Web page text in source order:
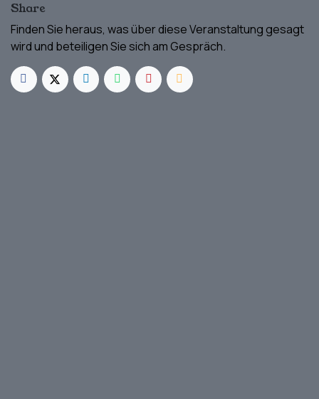
Share
Finden Sie heraus, was über diese Veranstaltung gesagt
wird und beteiligen Sie sich am Gespräch.